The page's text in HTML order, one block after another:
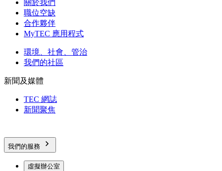
關於我們
職位空缺
合作夥伴
MyTEC 應用程式
環境、社會、管治
我們的社區
新聞及媒體
TEC 網誌
新聞聚焦
我們的服務
虛擬辦公室